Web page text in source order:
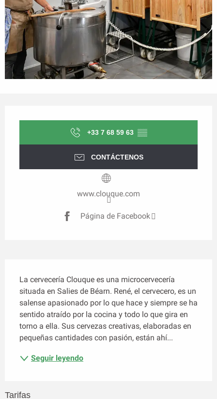
+33 7 68 59 63 ▒▒
CONTÁCTENOS
www.clouque.com
Página de Facebook
La cervecería Clouque es una microcervecería
situada en Salies de Béarn. René, el cervecero, es un
salense apasionado por lo que hace y siempre se ha
sentido atraído por la cocina y todo lo que gira en
torno a ella. Sus cervezas creativas, elaboradas en
pequeñas cantidades con pasión, están ahí...
Seguir leyendo
Tarifas